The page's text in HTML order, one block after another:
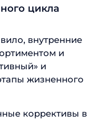
цикла
внутренние
и
и
жизненного
коррективы в